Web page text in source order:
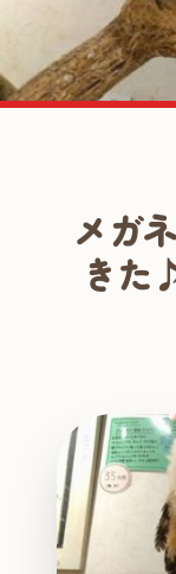
メガ
きた